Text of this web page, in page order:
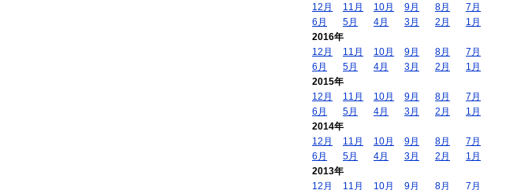
12月
11月 10月 9月 8月
7月
6月
5月 4月 3月 2月
1月
2016年
12月
11月 10月 9月 8月
7月
6月
5月 4月 3月 2月
1月
2015年
12月
11月 10月 9月 8月
7月
6月
5月 4月 3月 2月
1月
2014年
12月
11月 10月 9月 8月
7月
6月
5月 4月 3月 2月
1月
2013年
12月
11月 10月 9月 8月 7月